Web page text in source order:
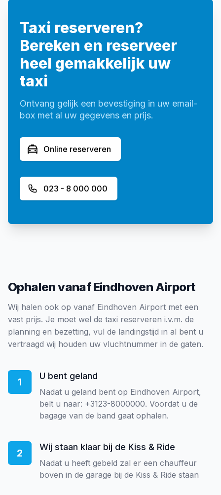
Taxi reserveren?
Bereken en reserveer
heel gemakkelijk uw
taxi
Ontvang gelijk een bevestiging in uw email-
box met al uw gegevens en prijs.
Online reserveren
023 - 8 000 000
Ophalen vanaf Eindhoven Airport
Wij halen ook op vanaf Eindhoven Airport met een
vast prijs. Je moet wel de taxi reserveren i.v.m. de
planning en bezetting, vul de landingstijd in al bent u
vertraagd wij houden uw vluchtnummer in de gaten.
1
U bent geland
Nadat u geland bent op Eindhoven Airport,
belt u naar: +3123-8000000. Voordat u de
bagage van de band gaat ophalen.
2
Wij staan klaar bij de Kiss & Ride
Nadat u heeft gebeld zal er een chauffeur
boven in de garage bij de Kiss & Ride staan